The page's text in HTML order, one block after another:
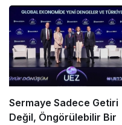
Sermaye Sadece Getiri
Değil, Öngörülebilir Bir